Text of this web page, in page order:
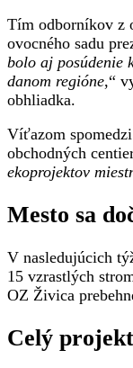
Tím odborníkov z
ovocného sadu
bolo aj posúdenie
danom regióne,“
obhliadka.
Víťazom
obchodných
ekoprojektov
Mesto sa
V nasledujúcich
15 vzrastlých
OZ Živica
Celý